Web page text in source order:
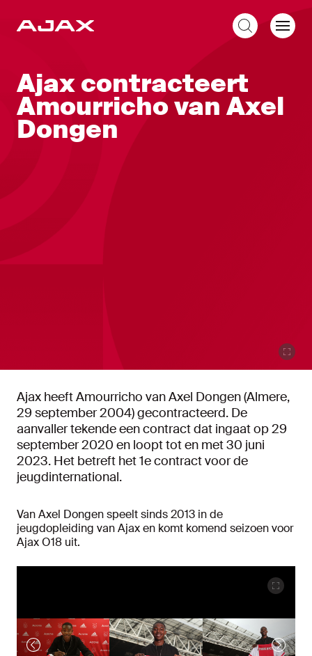
Ajax contracteert
Amourricho van Axel
Dongen
Ajax heeft Amourricho van Axel Dongen (Almere,
29 september 2004) gecontracteerd. De
aanvaller tekende een contract dat ingaat op 29
september 2020 en loopt tot en met 30 juni
2023. Het betreft het 1e contract voor de
jeugdinternational.
Van Axel Dongen speelt sinds 2013 in de
jeugdopleiding van Ajax en komt komend seizoen voor
Ajax O18 uit.